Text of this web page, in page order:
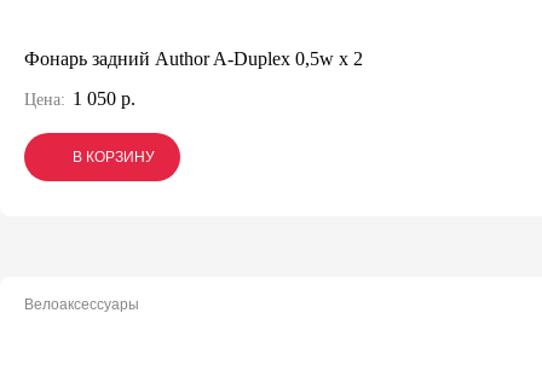
Фонарь задний Author A-Duplex 0,5w x 2
Цена: 1 050 р.
В КОРЗИНУ
В КОРЗИНУ
В КОРЗИНУ
Велоаксессуары